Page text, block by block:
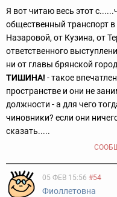
Я вот читаю весь этот
общественный транспорт
Назаровой, от Кузина, от
ответственного
ни от главы брянской
ТИШИНА! - такое
пространстве и они не
должности - а для чего
чиновники? если они
сказать.....
05 ФЕВ 15:56 #54
Фиоллетовна